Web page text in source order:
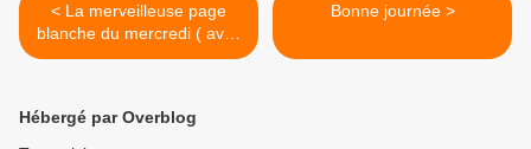
< La merveilleuse page
blanche du mercredi ( avec
photo ) !
Bonne journée >
Hébergé par Overblog